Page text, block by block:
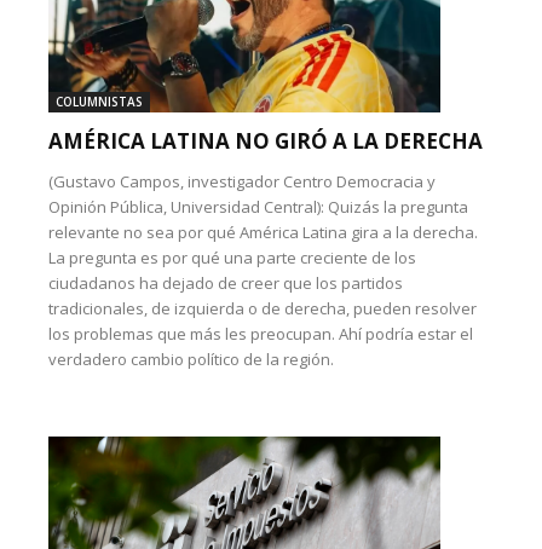
COLUMNISTAS
AMÉRICA LATINA NO GIRÓ A LA DERECHA
(Gustavo Campos, investigador Centro Democracia y
Opinión Pública, Universidad Central): Quizás la pregunta
relevante no sea por qué América Latina gira a la derecha.
La pregunta es por qué una parte creciente de los
ciudadanos ha dejado de creer que los partidos
tradicionales, de izquierda o de derecha, pueden resolver
los problemas que más les preocupan. Ahí podría estar el
verdadero cambio político de la región.